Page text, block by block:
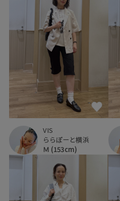
VIS
ららぽーと横浜
Ｍ (153cm)